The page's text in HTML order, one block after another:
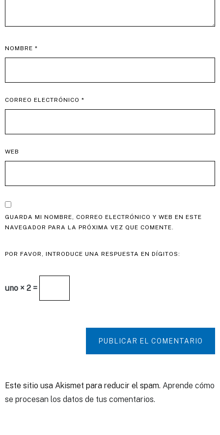
NOMBRE *
CORREO ELECTRÓNICO *
WEB
GUARDA MI NOMBRE, CORREO ELECTRÓNICO Y WEB EN ESTE
NAVEGADOR PARA LA PRÓXIMA VEZ QUE COMENTE.
POR FAVOR, INTRODUCE UNA RESPUESTA EN DÍGITOS:
uno × 2 =
PUBLICAR EL COMENTARIO
Este sitio usa Akismet para reducir el spam. Aprende cómo
se procesan los datos de tus comentarios.